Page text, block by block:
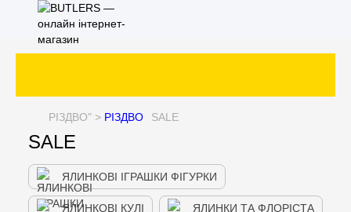
РІЗДВО" > РІЗДВО SALE
SALE
ЯЛИНКОВІ ІГРАШКИ ФІГУРКИ
ЯЛИНКОВІ КУЛІ ЯЛИНКИ ТА ФЛОРІСТА